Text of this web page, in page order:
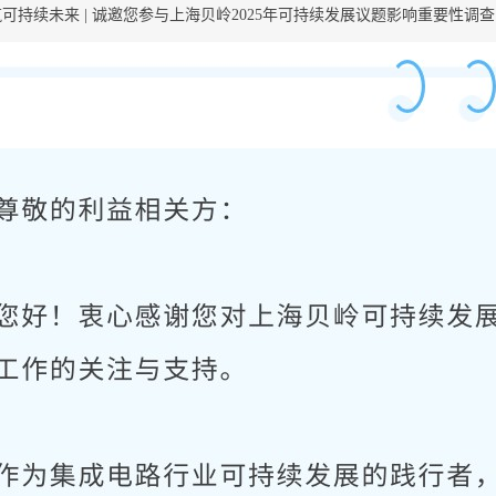
持续未来 | 诚邀您参与上海贝岭2025年可持续发展议题影响重要性调